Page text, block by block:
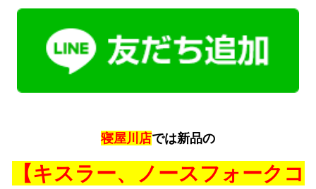
寝屋川店では新品の
【キスラー、ノースフォークコ